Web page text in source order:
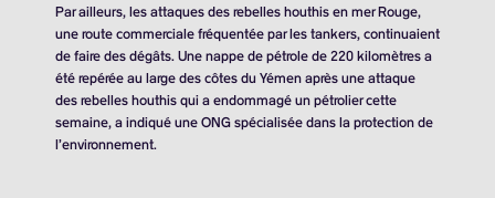
Par ailleurs, les attaques des rebelles houthis en mer Rouge,
une route commerciale fréquentée par les tankers, continuaient
de faire des dégâts. Une nappe de pétrole de 220 kilomètres a
été repérée au large des côtes du Yémen après une attaque
des rebelles houthis qui a endommagé un pétrolier cette
semaine, a indiqué une ONG spécialisée dans la protection de
l’environnement.